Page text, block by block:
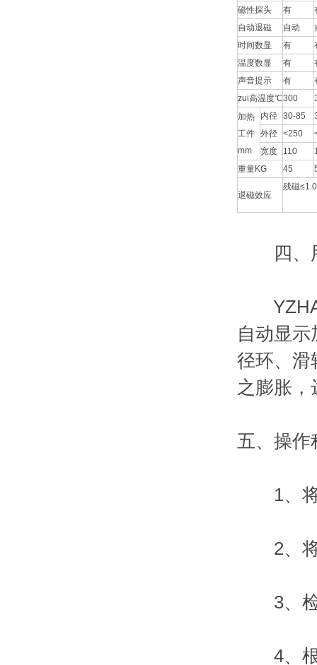
磁性探头
有
自动退磁
自动
时间数显
有
温度数显
有
声音提示
有
zui高温度℃300
加热
工件
mm
内径 30-85
外径 <250
宽度
110
重量KG
45
退磁效应
残磁
四、
YZHA
自动显
径环、滑
之膨胀，
五、操作
1、将
2、将
3、检
4、根